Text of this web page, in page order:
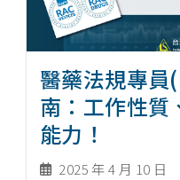
醫藥法規專員
南：工作性質
能力！
2025 年 4 月 10 日